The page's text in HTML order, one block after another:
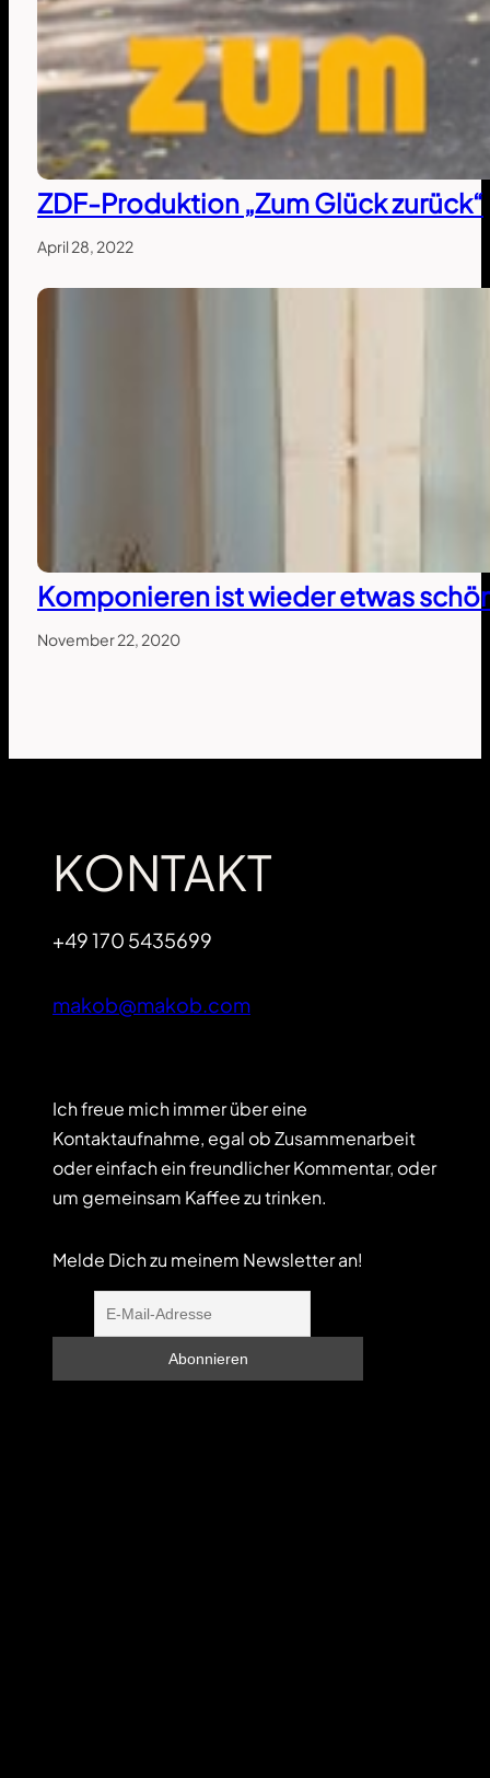
ZDF-Produktion „Zum Glück zurück“
April 28, 2022
Komponieren ist wieder etwas
November 22, 2020
KONTAKT
+49 170 5435699
makob@makob.com
Ich freue mich immer über eine
Kontaktaufnahme, egal ob Zusammenarbeit
oder einfach ein freundlicher Kommentar, oder
um gemeinsam Kaffee zu trinken.
Melde Dich zu meinem Newsletter an!